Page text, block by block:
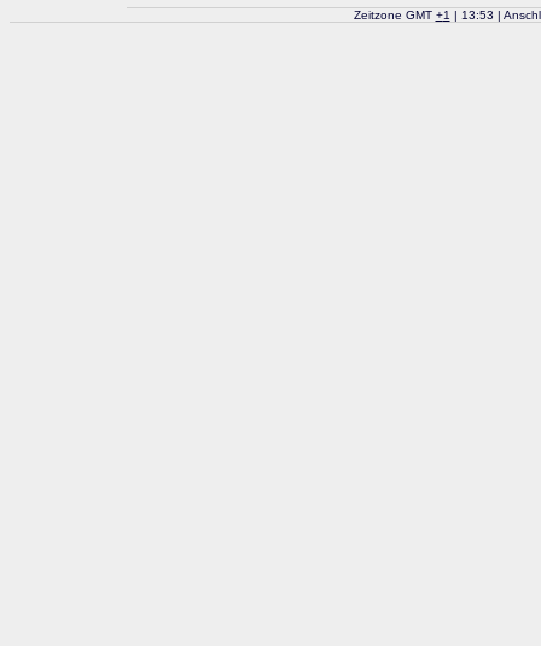
Zeitzone GMT +1 | 13:53 |